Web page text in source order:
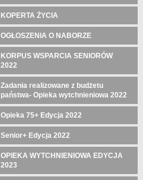
KOPERTA ŻYCIA
OGŁOSZENIA O NABORZE
KORPUS WSPARCIA SENIORÓW
2022
Zadania realizowane z budżetu
państwa- Opieka wytchnieniowa 2022
Opieka 75+ Edycja 2022
Senior+ Edycja 2022
OPIEKA WYTCHNIENIOWA EDYCJA
2023